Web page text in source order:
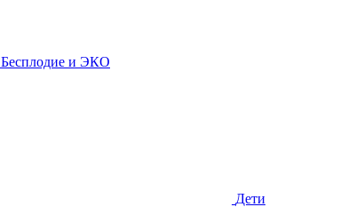
Бесплодие и ЭКО
Дети